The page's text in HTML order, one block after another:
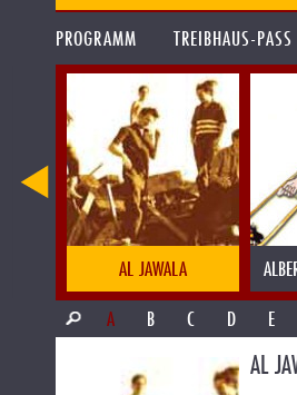
PROGRAMM TREIBHAUS-PASS
AL JAWALA
A
B C D E
AL